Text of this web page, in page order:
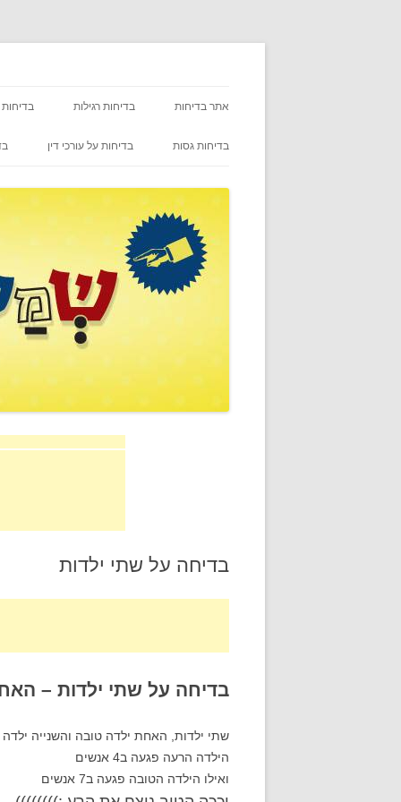
אתר בדיחות בדיחות רגילות
בדיחות גסות בדיחות על עורכי דין
בדיחה על שתי ילדות
בדיחה על שתי ילדות –
שתי ילדות, האחת ילדה טובה והשנייה ילדה
הילדה הרעה פגעה ב4 אנשים
ואילו הילדה הטובה פגעה ב7 אנשים